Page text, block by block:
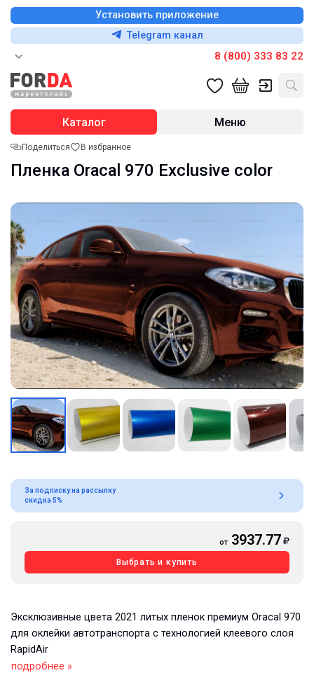
Установить приложение
Telegram канал
8 (800) 333 83 22
Каталог Меню
Поделиться В избранное
Пленка Oracal 970 Exclusive color
За подписку на рассылку
скидка 5%
от 3937.77
Выбрать и купить
Эксклюзивные цвета 2021 литых пленок премиум Oracal 970
для оклейки автотранспорта с технологией клеевого слоя
RapidAir
подробнее »